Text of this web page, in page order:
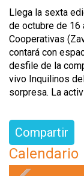
Llega la sexta
de octubre de 16
Cooperativas
contará con
desfile de la
vivo Inquilinos
sorpresa. La
Compartir
Calendario